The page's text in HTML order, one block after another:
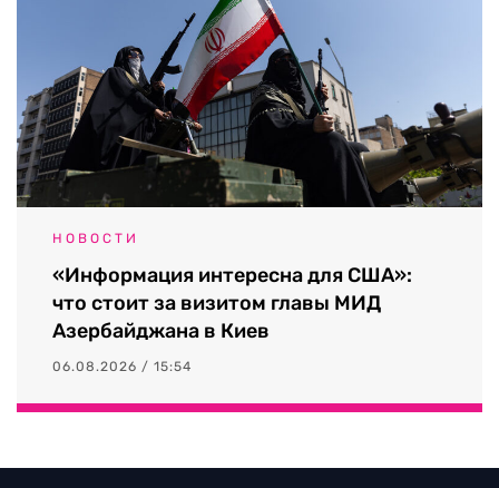
НОВОСТИ
«Информация интересна для США»:
что стоит за визитом главы МИД
Азербайджана в Киев
06.08.2026 / 15:54